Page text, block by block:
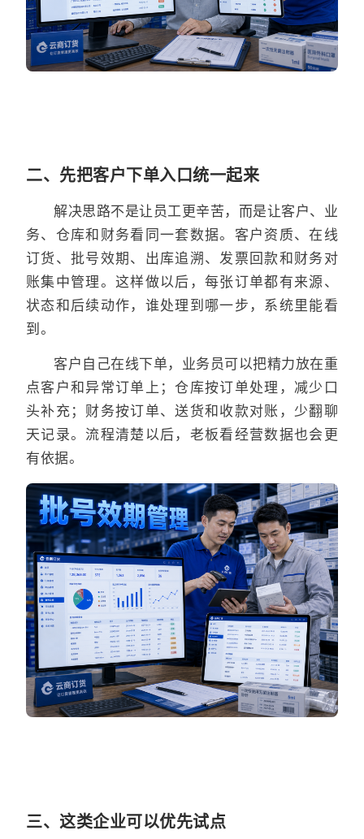
二、先把客户下单入口统一起来
解决思路不是让员工更辛苦，而是让客户、业
务、仓库和财务看同一套数据。客户资质、在线
订货、批号效期、出库追溯、发票回款和财务对
账集中管理。这样做以后，每张订单都有来源、
状态和后续动作，谁处理到哪一步，系统里能看
到。
客户自己在线下单，业务员可以把精力放在重
点客户和异常订单上；仓库按订单处理，减少口
头补充；财务按订单、送货和收款对账，少翻聊
天记录。流程清楚以后，老板看经营数据也会更
有依据。
三、这类企业可以优先试点